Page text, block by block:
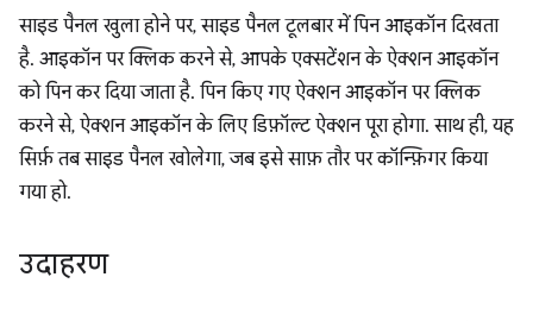
साइड पैनल खुला होने पर, साइड पैनल टूलबार में पिन आइकॉन दिखता
है. आइकॉन पर क्लिक करने से, आपके एक्सटेंशन के ऐक्शन आइकॉन
को पिन कर दिया जाता है. पिन किए गए ऐक्शन आइकॉन पर क्लिक
करने से, ऐक्शन आइकॉन के लिए डिफ़ॉल्ट ऐक्शन पूरा होगा. साथ ही, यह
सिर्फ़ तब साइड पैनल खोलेगा, जब इसे साफ़ तौर पर कॉन्फ़िगर किया
गया हो.
उदाहरण